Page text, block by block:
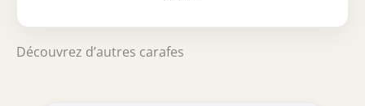
Découvrez d’autres carafes